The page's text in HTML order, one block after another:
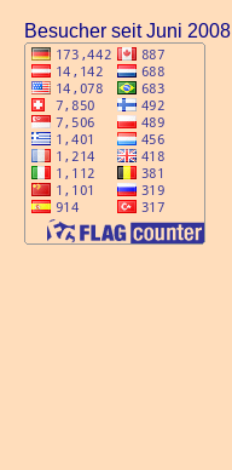
Besucher seit Juni 2008